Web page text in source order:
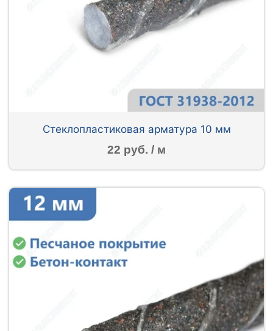
Стеклопластиковая арматура 10 мм
22 руб. / м